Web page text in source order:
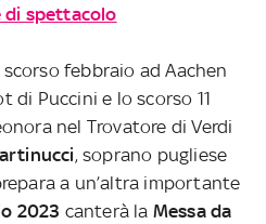
di spettacolo
febbraio ad Aachen
di Puccini e lo scorso 11
nel Trovatore di Verdi
, soprano pugliese
a un’altra importante
2023 canterà la Messa da